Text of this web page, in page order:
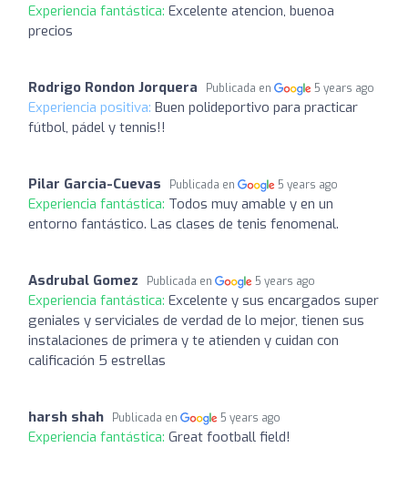
Experiencia fantástica: Excelente atencion, buenoa
precios
Rodrigo Rondon Jorquera Publicada en 5 years ago
Experiencia positiva: Buen polideportivo para practicar
fútbol, pádel y tennis!!
Pilar Garcia-Cuevas Publicada en 5 years ago
Experiencia fantástica: Todos muy amable y en un
entorno fantástico. Las clases de tenis fenomenal.
Asdrubal Gomez Publicada en 5 years ago
Experiencia fantástica: Excelente y sus encargados super
geniales y serviciales de verdad de lo mejor, tienen sus
instalaciones de primera y te atienden y cuidan con
calificación 5 estrellas
harsh shah Publicada en 5 years ago
Experiencia fantástica: Great football field!